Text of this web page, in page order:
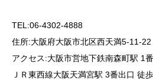
TEL:06-4302-4888
住所:大阪府大阪市北区西天満5-11-22
アクセス:大阪市営地下鉄南森町駅 1
ＪＲ東西線大阪天満宮駅 3番出口 徒